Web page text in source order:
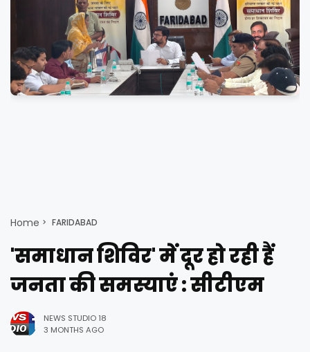
Home FARIDABAD
'समाधान शिविर' में दूर हो रही हैं
जनता की समस्याएं : सीटीएम
NEWS STUDIO 18
3 MONTHS AGO